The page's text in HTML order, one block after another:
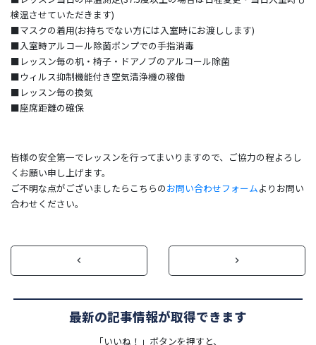
検温させていただきます)
■マスクの着用(お持ちでない方には入室時にお渡しします)
■入室時アルコール除菌ポンプでの手指消毒
■レッスン毎の机・椅子・ドアノブのアルコール除菌
■ウィルス抑制機能付き空気清浄機の稼働
■レッスン毎の換気
■座席距離の確保
皆様の安全第一でレッスンを行ってまいりますので、ご協力の程よろし
くお願い申し上げます。
ご不明な点がございましたらこちらのお問い合わせフォームよりお問い
合わせください。
keyboard_arrow_left keyboard_arrow_right
最新の記事情報が取得できます
「いいね！」ボタンを押すと、